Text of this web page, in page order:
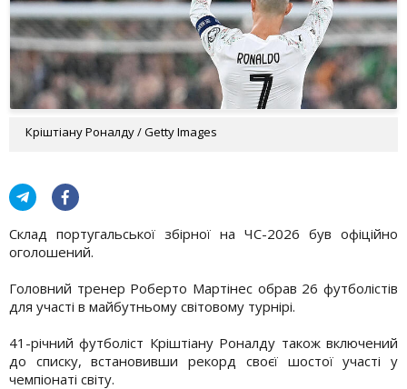
Кріштіану Роналду / Getty Images
Склад португальської збірної на ЧС-2026 був офіційно
оголошений.
Головний тренер Роберто Мартінес обрав 26 футболістів
для участі в майбутньому світовому турнірі.
41-річний футболіст Кріштіану Роналду також включений
до списку, встановивши рекорд своєї шостої участі у
чемпіонаті світу.